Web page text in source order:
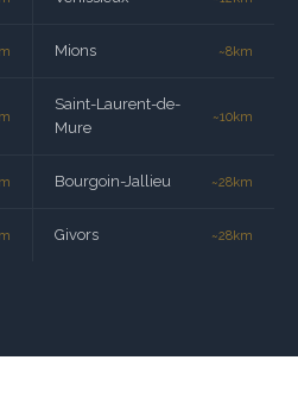
Mions ~8km
Saint-Laurent-de-
Mure
~10km
Bourgoin-Jallieu ~28km
Givors ~28km